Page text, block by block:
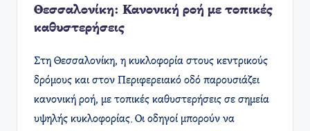
Θεσσαλονίκη: Κανονική ροή με τοπικές
καθυστερήσεις
Στη Θεσσαλονίκη, η κυκλοφορία στους κεντρικούς
δρόμους και στον Περιφερειακό οδό παρουσιάζει
κανονική ροή, με τοπικές καθυστερήσεις σε σημεία
υψηλής κυκλοφορίας. Οι οδηγοί μπορούν να